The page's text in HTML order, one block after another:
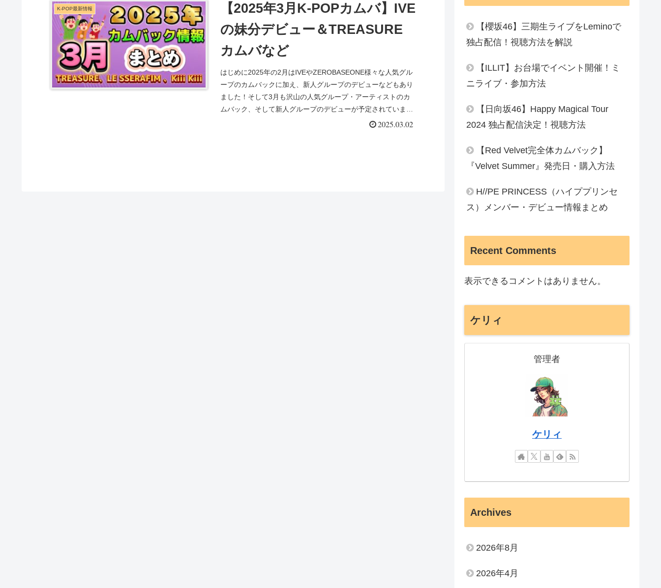
K-POP最新情報
【2025年3月K-POPカムバ】IVE
の妹分デビュー＆TREASURE
カムバなど
はじめに2025年の2月はIVEやZEROBASEONE様々な人気グル
ープのカムバックに加え、新人グループのデビューなどもあり
ました！そして3月も沢山の人気グループ・アーティストのカ
ムバック、そして新人グループのデビューが予定されていま
2025.03.02
【櫻坂46】三期生ライブをLeminoで
独占配信！視聴方法を解説
【ILLIT】お台場でイベント開催！ミ
ニライブ・参加方法
【日向坂46】Happy Magical Tour
2024 独占配信決定！視聴方法
【Red Velvet完全体カムバック】
『Velvet Summer』発売日・購入方法
H//PE PRINCESS（ハイププリンセ
ス）メンバー・デビュー情報まとめ
Recent Comments
表示できるコメントはありません。
ケリィ
管理者
ケリィ
Archives
2026年8月
2026年4月